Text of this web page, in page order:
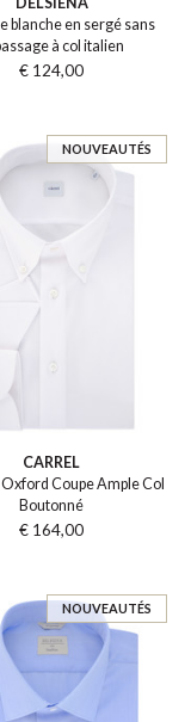
blanche en sergé sans
à col italien
€ 124,00
NOUVEAUTÉS
CARREL
Coupe Ample Col
Boutonné
€ 164,00
NOUVEAUTÉS